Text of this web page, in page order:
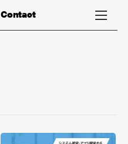
Contact